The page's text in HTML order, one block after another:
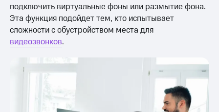
подключить виртуальные фоны или размытие фона.
Эта функция подойдет тем, кто испытывает
сложности с обустройством места для
видеозвонков.